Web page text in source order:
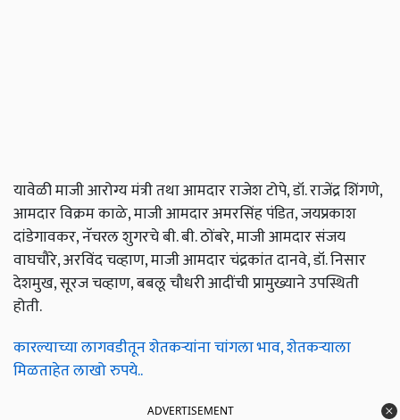
यावेळी माजी आरोग्य मंत्री तथा आमदार राजेश टोपे, डॉ. राजेंद्र शिंगणे,
आमदार विक्रम काळे, माजी आमदार अमरसिंह पंडित, जयप्रकाश
दांडेगावकर, नॅचरल शुगरचे बी. बी. ठोंबरे, माजी आमदार संजय
वाघचौरे, अरविंद चव्हाण, माजी आमदार चंद्रकांत दानवे, डॉ. निसार
देशमुख, सूरज चव्हाण, बबलू चौधरी आदींची प्रामुख्याने उपस्थिती
होती.
कारल्याच्या लागवडीतून शेतकऱ्यांना चांगला भाव, शेतकऱ्याला
मिळताहेत लाखो रुपये..
ADVERTISEMENT